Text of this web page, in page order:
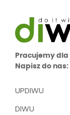
Pracujemy dla
Napisz do
UPDIWU
DIWU